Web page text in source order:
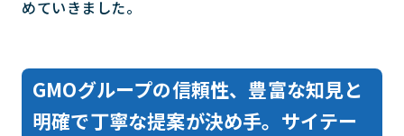
めていきました。
GMOグループの信頼性、豊富な知見と
明確で丁寧な提案が決め手。サイテー